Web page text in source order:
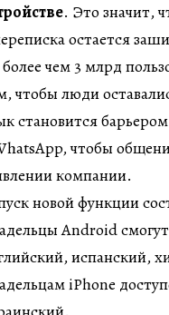
. Это значит,
остается
чем 3 млрд
чтобы люди
становится
чтобы
компании.
новой функции
Android
испанский,
iPhone